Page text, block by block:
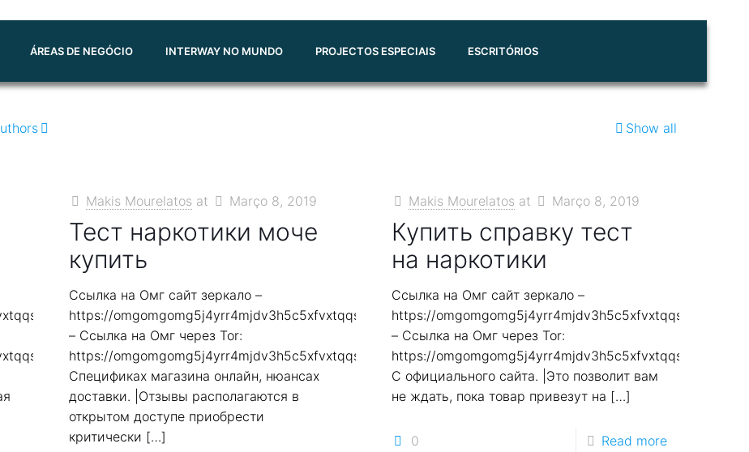
ÁREAS DE NEGÓCIO INTERWAY NO MUNDO PROJECTOS ESPECIAIS ESCRITÓRIOS
Show all
Makis Mourelatos at Março 8, 2019
Тест наркотики моче
купить
Ссылка на Омг сайт зеркало –
https://omgomgomg5j4yrr4mjdv3h5c5xfvxtqqs2in7smi65mjps7wvkmqmtqd.biz
– Ссылка на Омг через Tor:
https://omgomgomg5j4yrr4mjdv3h5c5xfvxtqqs2in7smi65mjps7wvkmqmtqd.biz
Спецификах магазина онлайн, нюансах
доставки. |Отзывы располагаются в
открытом доступе приобрести
критически […]
Makis Mourelatos at Março 8, 2019
Купить справку тест
на наркотики
Ссылка на Омг сайт зеркало –
https://
– Ссылка на Омг через Tor:
https://
С официального сайта. |Это позволит вам
не ждать, пока товар привезут на […]
0 Read more